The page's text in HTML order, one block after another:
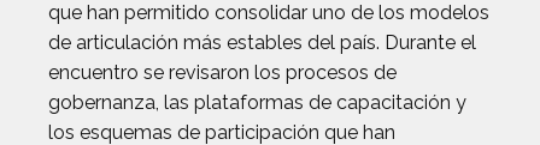
que han permitido consolidar uno de los modelos
de articulación más estables del país. Durante el
encuentro se revisaron los procesos de
gobernanza, las plataformas de capacitación y
los esquemas de participación que han